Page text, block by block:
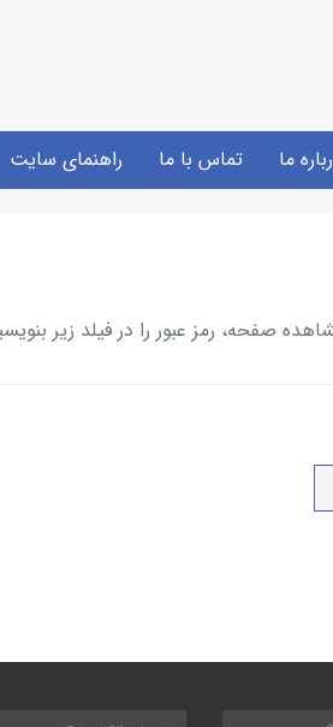
ما تماس با ما راهنمای سایت
صفحه، رمز عبور را در فیلد زیر